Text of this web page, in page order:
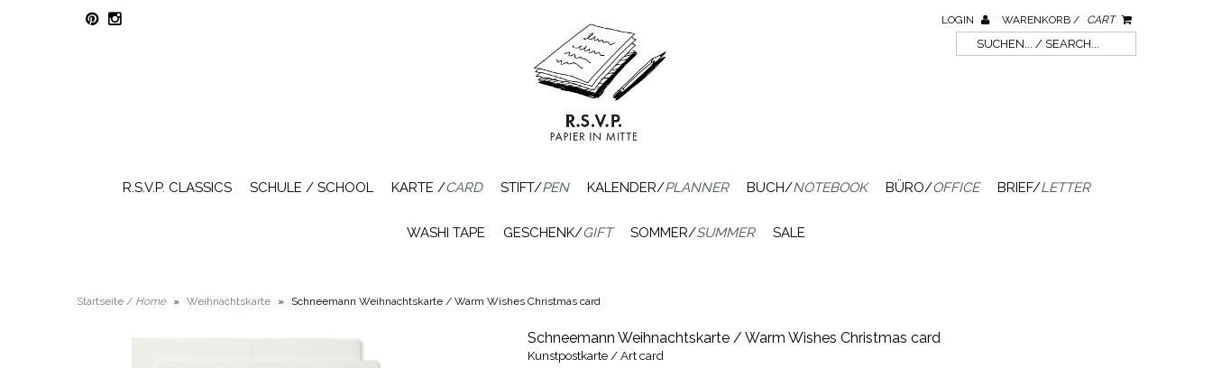
LOGIN WARENKORB / CART
R.S.V.P. CLASSICS SCHULE / SCHOOL KARTE /CARD STIFT/PEN KALENDER/PLANNER BUCH/NOTEBOOK BÜRO/OFFICE BRIEF/LETTER
WASHI TAPE GESCHENK/GIFT SOMMER/SUMMER SALE
Startseite / Home » Weihnachtskarte » Schneemann Weihnachtskarte / Warm Wishes Christmas card
Schneemann Weihnachtskarte / Warm Wishes Christmas card
Kunstpostkarte / Art card